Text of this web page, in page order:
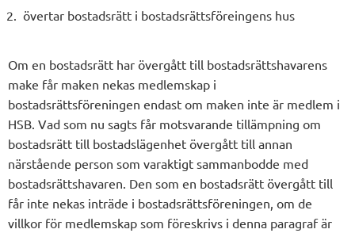
övertar bostadsrätt i bostadsrättsföreingens hus
Om en bostadsrätt har övergått till bostadsrättshavarens
make får maken nekas medlemskap i
bostadsrättsföreningen endast om maken inte är medlem i
HSB. Vad som nu sagts får motsvarande tillämpning om
bostadsrätt till bostadslägenhet övergått till annan
närstående person som varaktigt sammanbodde med
bostadsrättshavaren. Den som en bostadsrätt övergått till
får inte nekas inträde i bostadsrättsföreningen, om de
villkor för medlemskap som föreskrivs i denna paragraf är